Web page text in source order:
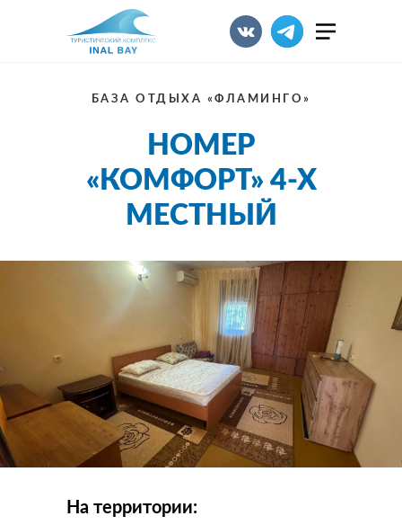
БАЗА ОТДЫХА «ФЛАМИНГО»
НОМЕР
«КОМФОРТ» 4-Х
МЕСТНЫЙ
На территории: